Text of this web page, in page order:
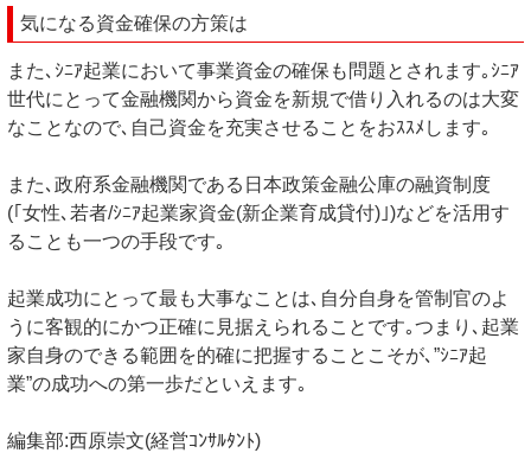
気になる資金確保の方策は
また､ｼﾆｱ起業において事業資金の確保も問題とされます｡ｼﾆｱ
世代にとって金融機関から資金を新規で借り入れるのは大変
なことなので､自己資金を充実させることをおｽｽﾒします｡
また､政府系金融機関である日本政策金融公庫の融資制度
(｢女性､若者/ｼﾆｱ起業家資金(新企業育成貸付)｣)などを活用す
ることも一つの手段です｡
起業成功にとって最も大事なことは､自分自身を管制官のよ
うに客観的にかつ正確に見据えられることです｡つまり､起業
家自身のできる範囲を的確に把握することこそが､”ｼﾆｱ起
業”の成功への第一歩だといえます｡
編集部:西原崇文(経営ｺﾝｻﾙﾀﾝﾄ)